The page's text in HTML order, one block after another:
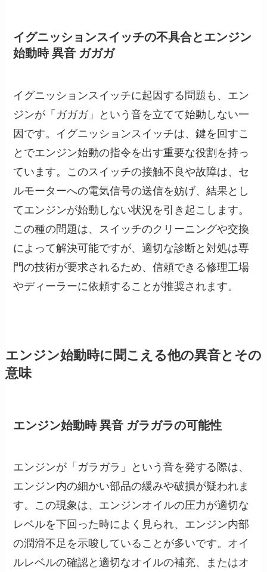
イグニッションスイッチの不具合とエンジン
始動時 異音 ガガガ
イグニッションスイッチに起因する問題も、エン
ジンが「ガガガ」という音を立てて始動しない一
因です。イグニッションスイッチは、鍵を回すこ
とでエンジン始動の指令を出す重要な役割を持っ
ています。このスイッチの接触不良や故障は、セ
ルモーターへの電気信号の送信を妨げ、結果とし
てエンジンが始動しない状況を引き起こします。
この種の問題は、スイッチのクリーニングや交換
によって解決可能ですが、適切な診断と対処は専
門の技術が要求されるため、信頼できる修理工場
やディーラーに依頼することが推奨されます。
エンジン始動時に聞こえる他の異音とその
意味
エンジン始動時 異音 ガラガラの可能性
エンジンが「ガラガラ」という音を発する際は、
エンジン内の細かい部品の緩みや破損が疑われま
す。この現象は、エンジンオイルの圧力が適切な
レベルを下回った時によく見られ、エンジン内部
の潤滑不足を示唆していることが多いです。オイ
ルレベルの確認と適切なオイルの補充、またはオ